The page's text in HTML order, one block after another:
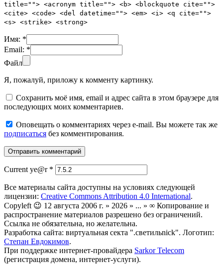
title=""> <acronym title=""> <b> <blockquote cite="">
<cite> <code> <del datetime=""> <em> <i> <q cite="">
<s> <strike> <strong>
Имя: *
Email: *
Файл
Я, пожалуй, приложу к комменту картинку.
Сохранить моё имя, email и адрес сайта в этом браузере для
последующих моих комментариев.
Оповещать о комментариях через e-mail. Вы можете так же
подписаться без комментирования.
Current ye@r *
Все материалы сайта доступны на условиях следующей
лицензии: Creative Commons Attribution 4.0 International.
Copyleft 😉 12 августа 2006 г. » 2026 » ... » ∞ Копирование и
распространение материалов разрешено без ограничений.
Ссылка не обязательна, но желательна.
Разработка сайта: виртуальная секта ".светильnick". Логотип:
Степан Евдокимов.
При поддержке интернет-провайдера Sarkor Telecom
(регистрация домена, интернет-услуги).